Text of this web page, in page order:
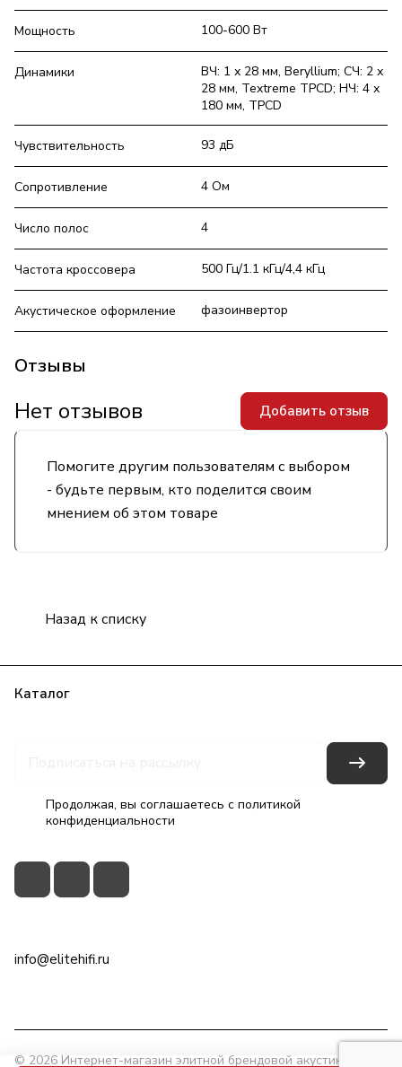
Мощность 100-600 Вт
Динамики
ВЧ: 1 х 28 мм, Beryllium; СЧ: 2 х
28 мм, Textreme TPCD; НЧ: 4 х
180 мм, TPCD
Чувствительность 93 дБ
Сопротивление 4 Ом
Число полос 4
Частота кроссовера 500 Гц/1.1 кГц/4,4 кГц
Акустическое оформление фазоинвертор
Отзывы
Помогите другим пользователям с выбором
- будьте первым, кто поделится своим
мнением об этом товаре
Нет отзывов Добавить отзыв
Назад к списку
Каталог
Продолжая, вы соглашаетесь с политикой
конфиденциальности
info@elitehifi.ru
© 2026 Интернет-магазин элитной брендовой акустики